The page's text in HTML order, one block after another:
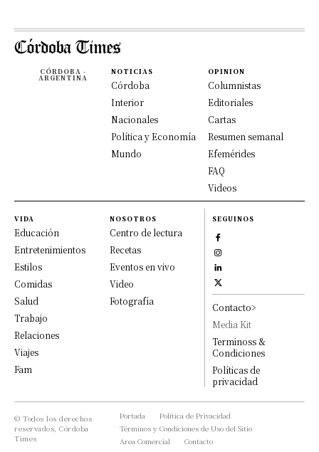
CÓRDOBA -
ARGENTINA
NOTICIAS
Córdoba
Interior
Nacionales
Política y Economía
Mundo
OPINION
Columnistas
Editoriales
Cartas
Resumen semanal
Efemérides
FAQ
Videos
VIDA
Educación
Entretenimientos
Estilos
Comidas
Salud
Trabajo
Relaciones
Viajes
Fam
NOSOTROS
Centro de lectura
Recetas
Eventos en vivo
Video
Fotografía
SEGUINOS
Contacto>
Media Kit
Terminoss &
Condiciones
Políticas de
privacidad
© Todos los derechos
reservados, Córdoba
Times
Portada
Política de Privacidad
Términos y Condiciones de Uso del Sitio
Area Comercial
Contacto